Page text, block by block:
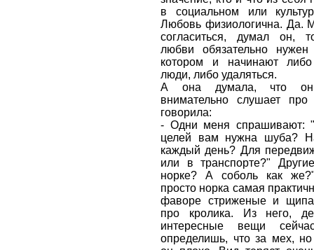
в социальном или
Любовь физиологична. Да.
согласиться, думал он,
любви обязательно нужен
котором и начинают либо
люди, либо удаляться.
А она думала, что
внимательно слушает
говорила:
- Одни меня спрашивают:
целей вам нужна шуба?
каждый день? Для
или в транспорте?"
норке? А соболь как
просто норка самая
фаворе стриженые и
про кролика. Из него,
интересные вещи
определишь, что за мех, но